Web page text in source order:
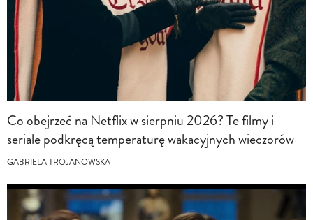
Co obejrzeć na Netflix w sierpniu 2026? Te filmy i
seriale podkręcą temperaturę wakacyjnych wieczorów
GABRIELA TROJANOWSKA